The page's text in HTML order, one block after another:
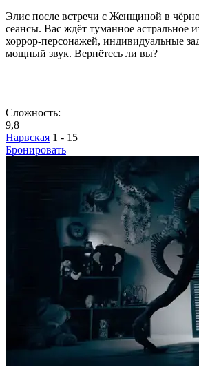
Элис после встречи с Женщиной в
сеансы. Вас ждёт туманное астральное
хоррор‑персонажей, индивидуальные
мощный звук. Вернётесь ли вы?
Сложность:
9,8
Нарвская 1 - 15
Бронировать